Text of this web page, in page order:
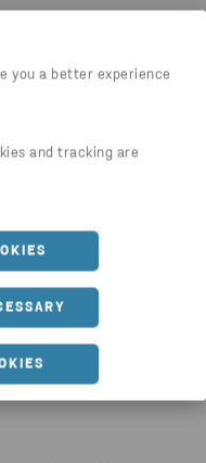
you a better experience
and tracking are
effektivt sätt
mobil – var du